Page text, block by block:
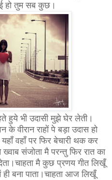
हो तुम सब कुछ।
हुये भी उदासी मुझे घेर लेती।
वीरान राहों पे बड़ा उदास हो
वहाँ पर फिर बेचारी थक कर
संजोता मै परन्तु फिर रात का
मै कुछ प्रणय गीत लिखूँ
बना पाता।चाहता आज लिखूँ